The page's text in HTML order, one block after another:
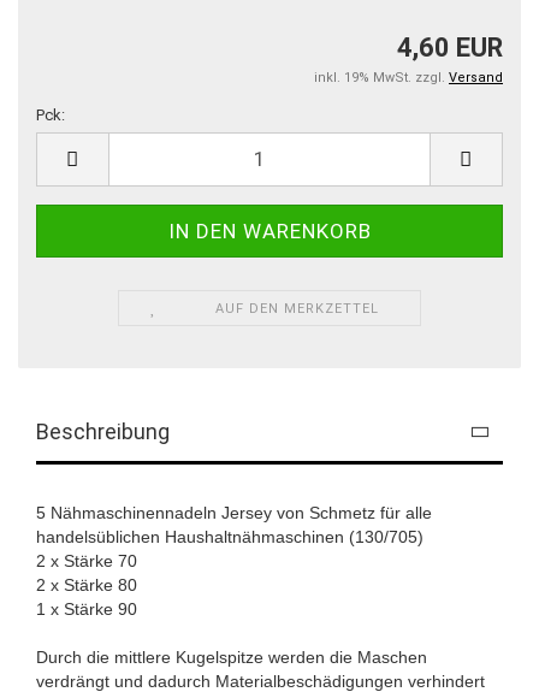
4,60 EUR
inkl. 19% MwSt. zzgl. Versand
Pck:
AUF DEN MERKZETTEL
Beschreibung
5 Nähmaschinennadeln Jersey von Schmetz für alle
handelsüblichen Haushaltnähmaschinen (130/705)
2 x Stärke 70
2 x Stärke 80
1 x Stärke 90
Durch die mittlere Kugelspitze werden die Maschen
verdrängt und dadurch Materialbeschädigungen verhindert